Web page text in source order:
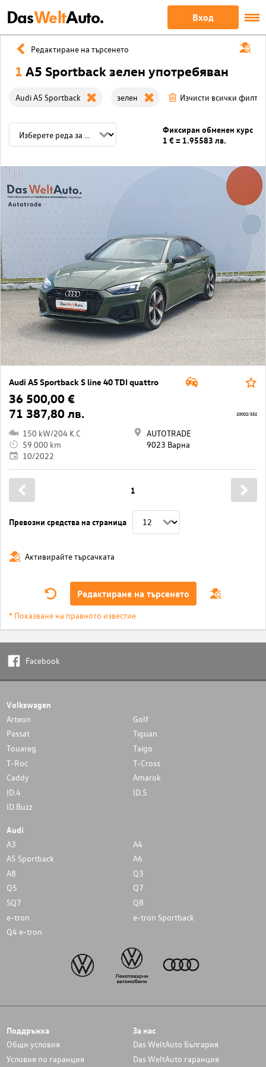
DasWeltAuto. Вход
Редактиране на търсенето
1 A5 Sportback зелен употребяван
Audi A5 Sportback зелен Изчисти всички
Фиксиран обменен курс
1 € = 1.95583 лв.
Audi A5 Sportback S line 40 TDI quattro
36 500,00 €
71 387,80 лв.
150 kW/204 K.C
59 000 km
10/2022
AUTOTRADE
9023 Варна
20002/332
Превозни средства на страница
1
Активирайте търсачката
Редактиране на търсенето
* Показване на правното известие
Facebook
Volkswagen
Arteon
Golf
Passat
Tiguan
Touareg
Taigo
T-Roc
T-Cross
Caddy
Amarok
ID.4
ID.5
ID.Buzz
Audi
A3
A4
A5 Sportback
A6
A8
Q3
Q5
Q7
SQ7
Q8
e-tron
e-tron Sportback
Q4 e-tron
Поддръжка
Общи условия
Условия по гаранция
За нас
Das WeltAuto България
Das WeltAuto гаранция